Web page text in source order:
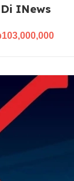
INews
103,000,000